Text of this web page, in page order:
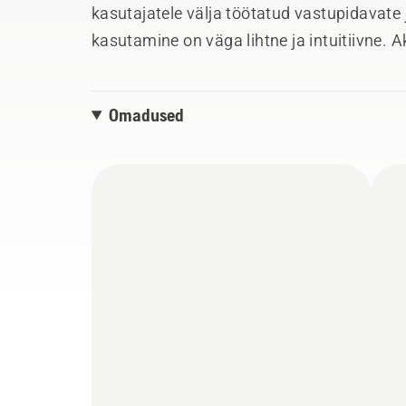
kasutajatele välja töötatud
kasutamine on väga lihtne ja intuitiivne.
eest. Ühildub Husqvarna Technical kiivri
Omadused